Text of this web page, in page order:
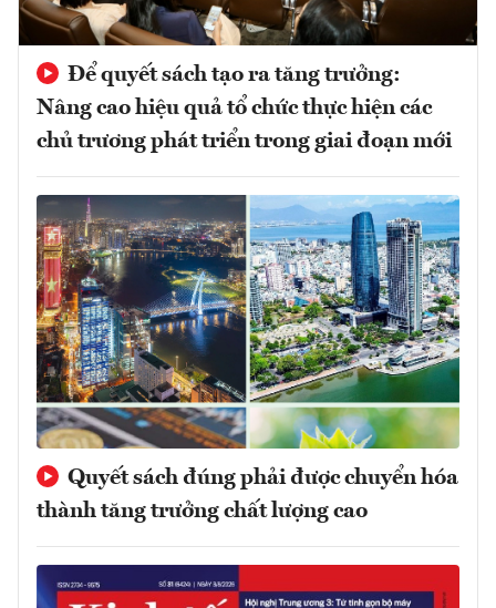
Để quyết sách tạo ra tăng trưởng:
Nâng cao hiệu quả tổ chức thực hiện các
chủ trương phát triển trong giai đoạn mới
Quyết sách đúng phải được chuyển hóa
thành tăng trưởng chất lượng cao